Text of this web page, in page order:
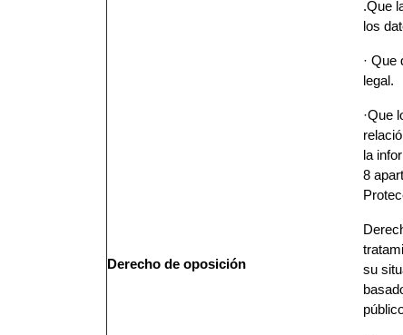
.Que
los
· Que
legal.
·Que
la
8
Derecho de oposición
su